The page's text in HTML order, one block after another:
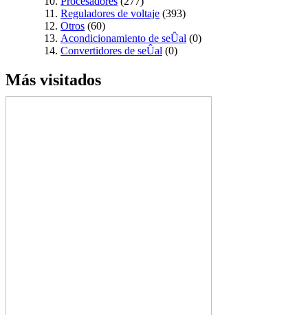
Reguladores de voltaje (393)
Otros (60)
Acondicionamiento de seÛal (0)
Convertidores de seÛal (0)
Más visitados